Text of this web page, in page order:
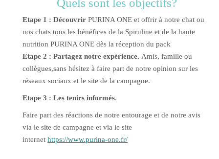
Quels sont les objectifs?
Etape 1 : Découvrir PURINA ONE et offrir à notre chat ou
nos chats tous les bénéfices de la Spiruline et de la haute
nutrition PURINA ONE dès la réception du pack
Etape 2 : Partagez notre expérience. Amis, famille ou
collègues,sans hésitez à faire part de notre opinion sur les
réseaux sociaux et le site de la campagne.
Etape 3 : Les tenirs informés.
Faire part des réactions de notre entourage et de notre avis
via le site de campagne et via le site
internet https://www.purina-one.fr/